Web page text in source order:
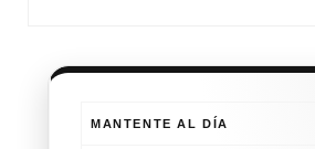
MANTENTE AL DÍA